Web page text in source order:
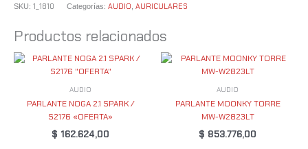
SKU: 1_1810 Categorías: AUDIO AURICULARES
Productos relacionados
AUDIO
PARLANTE NOGA 2.1 SPARK /
S2176 «OFERTA»
$ 162.624,00
AUDIO
PARLANTE MOONKY TORRE
MW-W2823LT
$ 853.776,00